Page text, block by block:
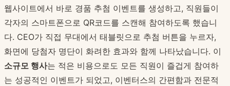
웹사이트에서 바로 경품 추첨 이벤트를 생성하고, 직원들이
각자의 스마트폰으로 QR코드를 스캔해 참여하도록 했습니
다. CEO가 직접 무대에서 태블릿으로 추첨 버튼을 누르자,
화면에 당첨자 명단이 화려한 효과와 함께 나타났습니다. 이
소규모 행사는 적은 비용으로도 모든 직원이 즐겁게 참여하
는 성공적인 이벤트가 되었고, 이벤터스의 간편함과 전문적